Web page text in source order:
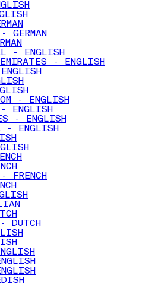
GERMAN
- ENGLISH
- ENGLISH
- ENGLISH
- ENGLISH
- ENGLISH
- ENGLISH
FRENCH
- DUTCH